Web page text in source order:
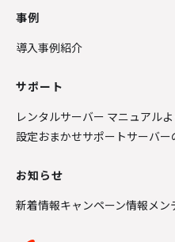
事例
導入事例紹介
サポート
レンタルサーバー マニュアル
設定おまかせサポートサーバ
お知らせ
新着情報キャンペーン情報メン